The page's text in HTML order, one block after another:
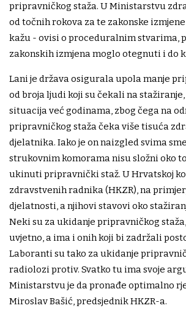
pripravničkog staža. U Ministarstvu
od točnih rokova za te zakonske
kažu - ovisi o proceduralnim stvarima,
zakonskih izmjena moglo otegnuti i do
Lani je država osigurala upola manje
od broja ljudi koji su čekali na stažiranje,
situacija već godinama, zbog čega na
pripravničkog staža čeka više tisuća
djelatnika. Iako je on naizgled svima
strukovnim komorama nisu složni oko
ukinuti pripravnički staž. U Hrvatskoj
zdravstvenih radnika (HKZR), na
djelatnosti, a njihovi stavovi oko
Neki su za ukidanje pripravničkog
uvjetno, a ima i onih koji bi zadržali
Laboranti su tako za ukidanje
radiolozi protiv. Svatko tu ima svoje
Ministarstvu je da pronađe optimalno
Miroslav Bašić, predsjednik HKZR-a.